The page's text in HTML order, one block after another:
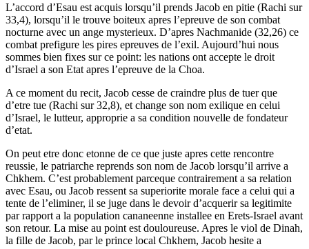
L’accord d’Esau est acquis lorsqu’il prends Jacob en pitie (Rachi sur
33,4), lorsqu’il le trouve boiteux apres l’epreuve de son combat
nocturne avec un ange mysterieux. D’apres Nachmanide (32,26) ce
combat prefigure les pires epreuves de l’exil. Aujourd’hui nous
sommes bien fixes sur ce point: les nations ont accepte le droit
d’Israel a son Etat apres l’epreuve de la Choa.
A ce moment du recit, Jacob cesse de craindre plus de tuer que
d’etre tue (Rachi sur 32,8), et change son nom exilique en celui
d’Israel, le lutteur, approprie a sa condition nouvelle de fondateur
d’etat.
On peut etre donc etonne de ce que juste apres cette rencontre
reussie, le patriarche reprends son nom de Jacob lorsqu’il arrive a
Chkhem. C’est probablement parceque contrairement a sa relation
avec Esau, ou Jacob ressent sa superiorite morale face a celui qui a
tente de l’eliminer, il se juge dans le devoir d’acquerir sa legitimite
par rapport a la population cananeenne installee en Erets-Israel avant
son retour. La mise au point est douloureuse. Apres le viol de Dinah,
la fille de Jacob, par le prince local Chkhem, Jacob hesite a